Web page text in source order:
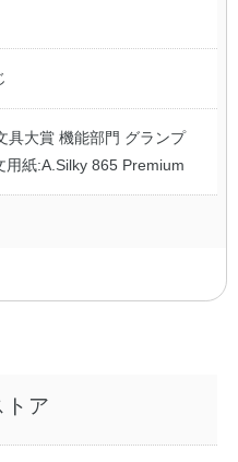
具大賞 機能部門 グランプ
紙:A.Silky 865 Premium
トア